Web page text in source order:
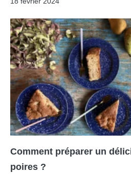
Comment préparer un
poires ?